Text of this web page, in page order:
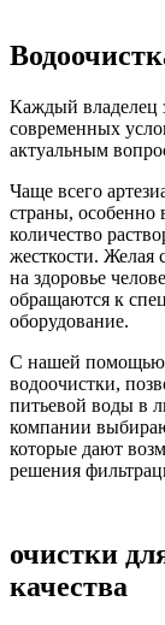
Каждый владелец
современных
актуальным
Чаще всего
страны, особенно
количество
жесткости. Желая
на здоровье
обращаются к
оборудование.
С нашей помощью
водоочистки,
питьевой воды в
компании
которые дают
решения
очистки
качества